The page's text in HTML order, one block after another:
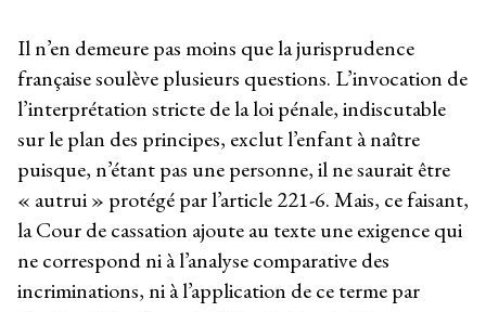
Il n’en demeure pas moins que la jurisprudence
française soulève plusieurs questions. L’invocation de
l’interprétation stricte de la loi pénale, indiscutable
sur le plan des principes, exclut l’enfant à naître
puisque, n’étant pas une personne, il ne saurait être
« autrui » protégé par l’article 221-6. Mais, ce faisant,
la Cour de cassation ajoute au texte une exigence qui
ne correspond ni à l’analyse comparative des
incriminations, ni à l’application de ce terme par